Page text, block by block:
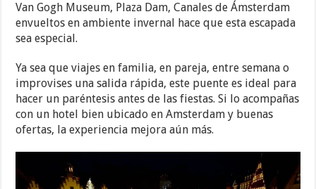
Van Gogh Museum, Plaza Dam, Canales de Ámsterdam
envueltos en ambiente invernal hace que esta escapada
sea especial.
Ya sea que viajes en familia, en pareja, entre semana o
improvises una salida rápida, este puente es ideal para
hacer un paréntesis antes de las fiestas. Si lo acompañas
con un hotel bien ubicado en Amsterdam y buenas
ofertas, la experiencia mejora aún más.